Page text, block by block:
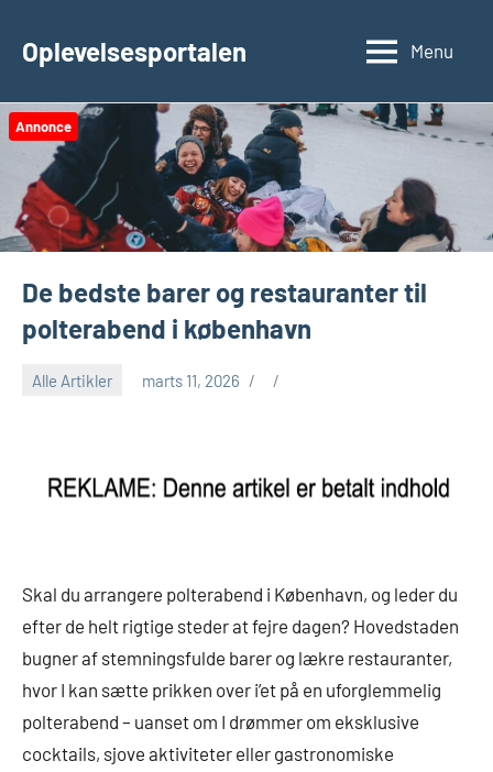
Oplevelsesportalen Menu
Annonce
De bedste barer og restauranter til
polterabend i københavn
Alle Artikler marts 11, 2026
Skal du arrangere polterabend i København, og leder du
efter de helt rigtige steder at fejre dagen? Hovedstaden
bugner af stemningsfulde barer og lækre restauranter,
hvor I kan sætte prikken over i’et på en uforglemmelig
polterabend – uanset om I drømmer om eksklusive
cocktails, sjove aktiviteter eller gastronomiske